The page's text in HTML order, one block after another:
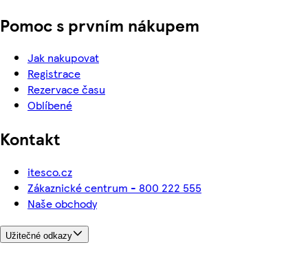
Pomoc s prvním nákupem
Jak nakupovat
Registrace
Rezervace času
Oblíbené
Kontakt
itesco.cz
Zákaznické centrum - 800 222 555
Naše obchody
Užitečné odkazy